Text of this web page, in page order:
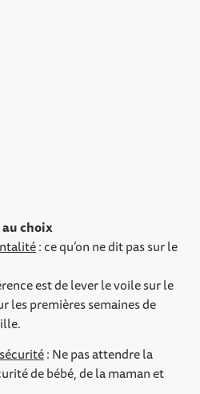
choix
: ce qu’on ne dit pas sur le
est de lever le voile sur le
les premières semaines de
: Ne pas attendre la
de bébé, de la maman et